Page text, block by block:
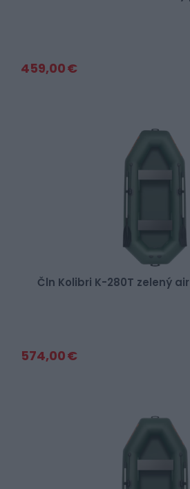
459,00 €
Čln Kolibri K-280T zelený
574,00 €